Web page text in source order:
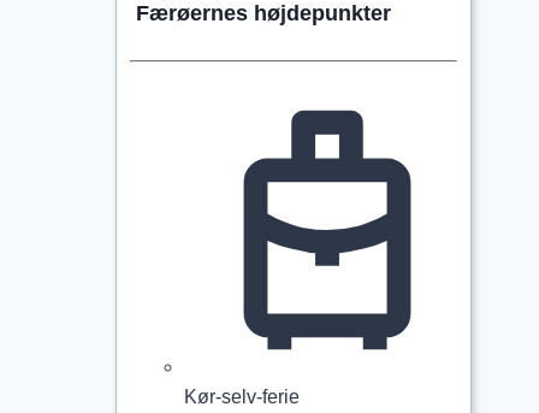
Færøernes højdepunkter
Kør-selv-ferie